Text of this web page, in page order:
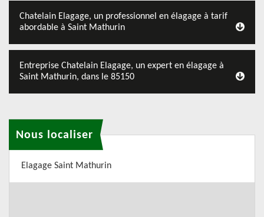
Chatelain Elagage, un professionnel en élagage à tarif
abordable à Saint Mathurin
Entreprise Chatelain Elagage, un expert en élagage à
Saint Mathurin, dans le 85150
Nous localiser
Elagage Saint Mathurin